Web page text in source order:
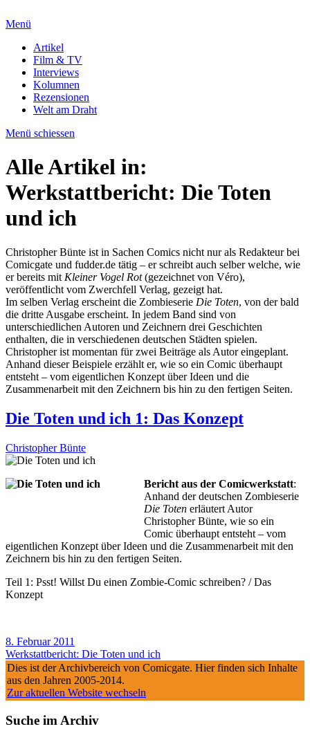
Menü
Artikel
Film & TV
Interviews
Kolumnen
Rezensionen
Welt am Draht
Menü schiessen
Alle Artikel in:
Werkstattbericht: Die Toten
und ich
Christopher Bünte ist in Sachen Comics nicht nur als Redakteur bei
Comicgate und fudder.de tätig – er schreibt auch selber welche, wie
er bereits mit Kleiner Vogel Rot(gezeichnet von Véro),
veröffentlicht vom Zwerchfell Verlag, gezeigt hat.
Im selben Verlag erscheint die Zombieserie Die Toten, von der bald
die dritte Ausgabe erscheint. In jedem Band sind von
unterschiedlichen Autoren und Zeichnern drei Geschichten
enthalten, die in verschiedenen deutschen Städten spielen.
Christopher ist momentan für zwei Beiträge als Autor eingeplant.
Anhand dieser Beispiele erzählt er, wie so ein Comic überhaupt
entsteht – vom eigentlichen Konzept über Ideen und die
Zusammenarbeit mit den Zeichnern bis hin zu den fertigen Seiten.
Die Toten und ich 1: Das Konzept
Christopher Bünte
Bericht aus der Comicwerkstatt:
Anhand der deutschen Zombieserie
Die Toten erläutert Autor
Christopher Bünte, wie so ein
Comic überhaupt entsteht – vom
eigentlichen Konzept über Ideen und die Zusammenarbeit mit den
Zeichnern bis hin zu den fertigen Seiten.
Teil 1: Psst! Willst Du einen Zombie-Comic schreiben? / Das
Konzept
8. Februar 2011
Werkstattbericht: Die Toten und ich
Dies ist der Archivbereich von Comicgate. Hier finden sich Inhalte
aus den Jahren 2005-2014.
Zur aktuellen Website wechseln
Suche im Archiv